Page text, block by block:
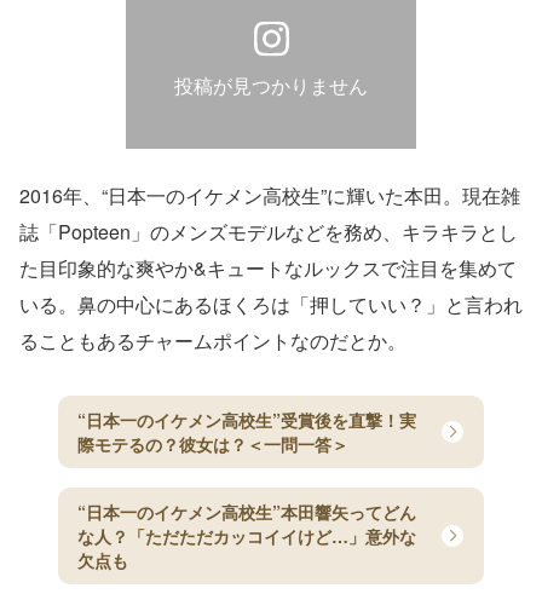
投稿が見つかりません
2016年、“日本一のイケメン高校生”に輝いた本田。現在雑
誌「Popteen」のメンズモデルなどを務め、キラキラとし
た目印象的な爽やか&キュートなルックスで注目を集めて
いる。鼻の中心にあるほくろは「押していい？」と言われ
ることもあるチャームポイントなのだとか。
“日本一のイケメン高校生”受賞後を直撃！実
際モテるの？彼女は？＜一問一答＞
“日本一のイケメン高校生”本田響矢ってどん
な人？「ただただカッコイイけど…」意外な
欠点も